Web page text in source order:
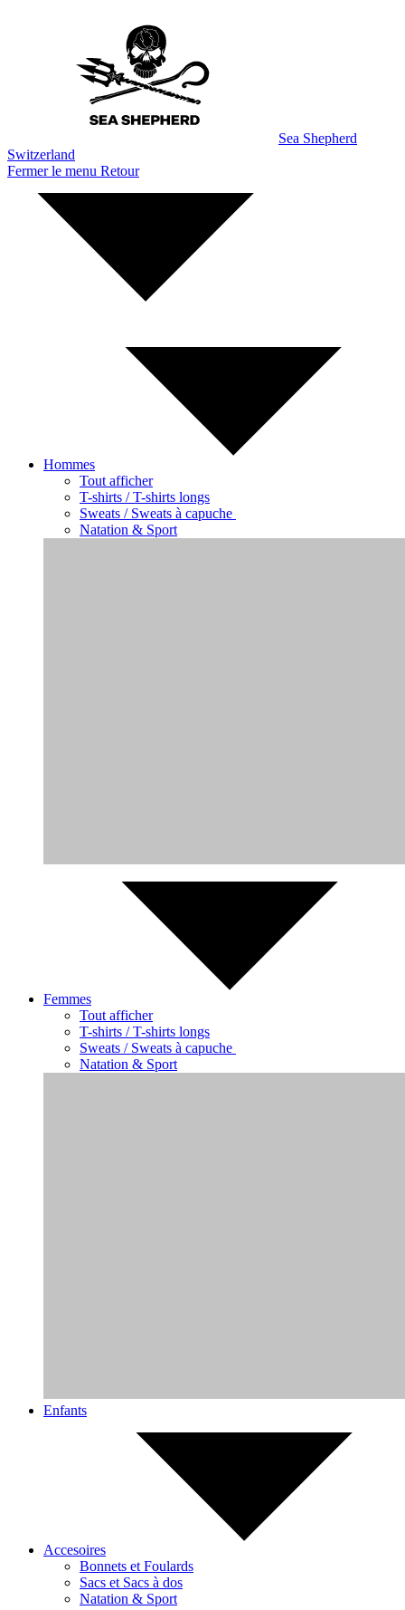
Sea Shepherd
Switzerland
Fermer le menu Retour
Hommes
Tout afficher
T-shirts / T-shirts longs
Sweats / Sweats à capuche
Natation & Sport
Femmes
Tout afficher
T-shirts / T-shirts longs
Sweats / Sweats à capuche
Natation & Sport
Enfants
Accesoires
Bonnets et Foulards
Sacs et Sacs à dos
Natation & Sport